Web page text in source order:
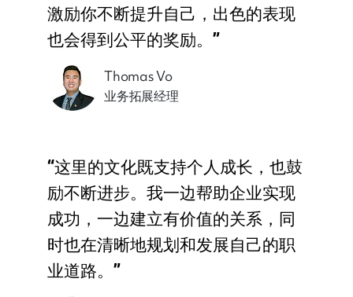
激励你不断提升自己，出色的表现
也会得到公平的奖励。”
Thomas Vo
业务拓展经理
“这里的文化既支持个人成长，也鼓
励不断进步。我一边帮助企业实现
成功，一边建立有价值的关系，同
时也在清晰地规划和发展自己的职
业道路。”